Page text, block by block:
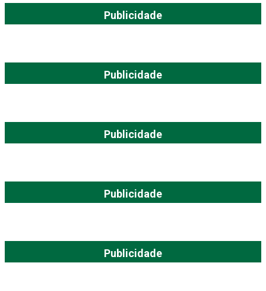
Publicidade
Publicidade
Publicidade
Publicidade
Publicidade